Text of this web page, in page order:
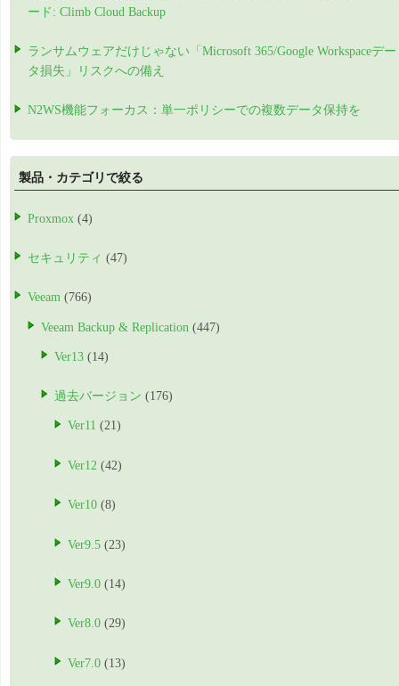
ード: Climb Cloud Backup
ランサムウェアだけじゃない「Microsoft 365/Google Workspaceデー
タ損失」リスクへの備え
N2WS機能フォーカス：単一ポリシーでの複数データ保持を
製品・カテゴリで絞る
Proxmox (4)
セキュリティ (47)
Veeam (766)
Veeam Backup & Replication (447)
Ver13 (14)
過去バージョン (176)
Ver11 (21)
Ver12 (42)
Ver10 (8)
Ver9.5 (23)
Ver9.0 (14)
Ver8.0 (29)
Ver7.0 (13)